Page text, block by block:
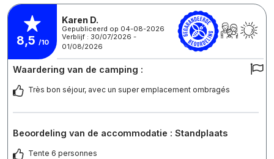
8,5 /10
Karen D.
Gepubliceerd op 04-08-2026
Verblijf : 30/07/2026 -
01/08/2026
Waardering van de camping :
Très bon séjour, avec un super emplacement ombragés
Beoordeling van de accommodatie : Standplaats
Tente 6 personnes